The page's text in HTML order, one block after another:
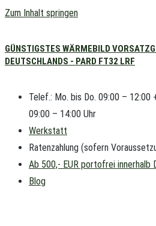
Zum Inhalt springen
GÜNSTIGSTES WÄRMEBILD
DEUTSCHLANDS - PARD FT32 LRF
Telef.: Mo. bis Do. 09:00 – 12:00
09:00 – 14:00 Uhr
Werkstatt
Ratenzahlung (sofern
Ab 500,- EUR portofrei innerhalb
Blog